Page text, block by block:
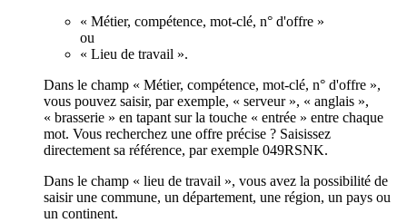
« Métier, compétence, mot-clé, n° d'offre »
ou
« Lieu de travail ».
Dans le champ « Métier, compétence, mot-clé, n° d'offre »,
vous pouvez saisir, par exemple, « serveur », « anglais »,
« brasserie » en tapant sur la touche « entrée » entre chaque
mot. Vous recherchez une offre précise ? Saisissez
directement sa référence, par exemple 049RSNK.
Dans le champ « lieu de travail », vous avez la possibilité de
saisir une commune, un département, une région, un pays ou
un continent.